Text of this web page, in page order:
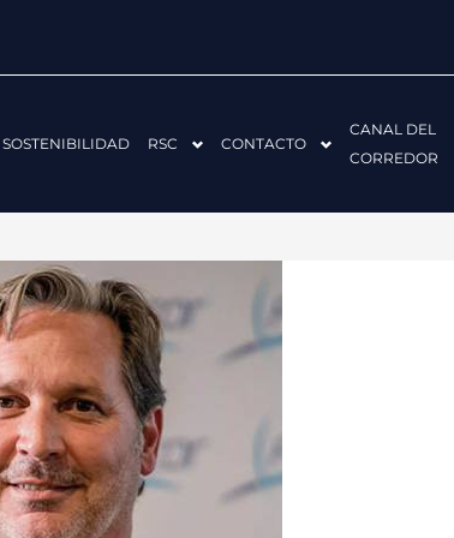
SOSTENIBILIDAD RSC CONTACTO
CANAL DEL
CORREDOR